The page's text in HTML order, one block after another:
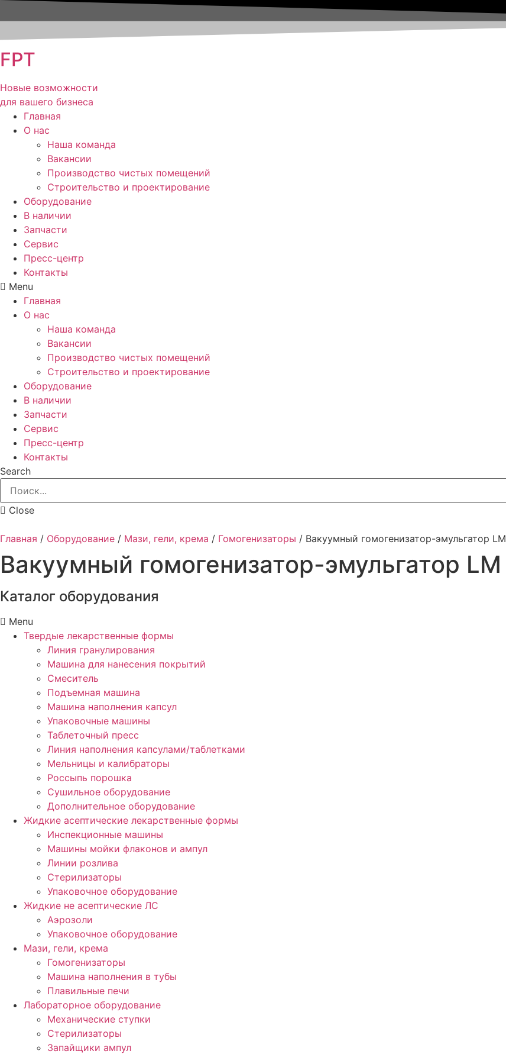
FPT
Новые возможности
для вашего бизнеса
Главная
О нас
Наша команда
Вакансии
Производство чистых помещений
Строительство и проектирование
Оборудование
В наличии
Запчасти
Сервис
Пресс-центр
Контакты
Menu
Главная
О нас
Наша команда
Вакансии
Производство чистых помещений
Строительство и проектирование
Оборудование
В наличии
Запчасти
Сервис
Пресс-центр
Контакты
Search
Close
Главная / Оборудование / Мази, гели, крема / Гомогенизаторы / Вакуумный гомогенизатор-эмульгатор LM
Вакуумный гомогенизатор-эмульгатор LM
Каталог оборудования
Menu
Твердые лекарственные формы
Линия гранулирования
Машина для нанесения покрытий
Смеситель
Подъемная машина
Машина наполнения капсул
Упаковочные машины
Таблеточный пресс
Линия наполнения капсулами/таблетками
Мельницы и калибраторы
Россыпь порошка
Сушильное оборудование
Дополнительное оборудование
Жидкие асептические лекарственные формы
Инспекционные машины
Машины мойки флаконов и ампул
Линии розлива
Стерилизаторы
Упаковочное оборудование
Жидкие не асептические ЛС
Аэрозоли
Упаковочное оборудование
Мази, гели, крема
Гомогенизаторы
Машина наполнения в тубы
Плавильные печи
Лабораторное оборудование
Механические ступки
Стерилизаторы
Запайщики ампул